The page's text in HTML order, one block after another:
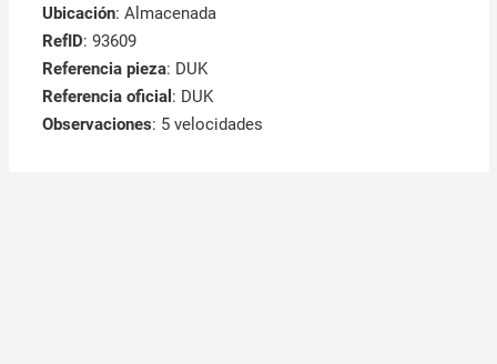
Ubicación: Almacenada
RefID: 93609
Referencia pieza: DUK
Referencia oficial : DUK
Observaciones: 5 velocidades